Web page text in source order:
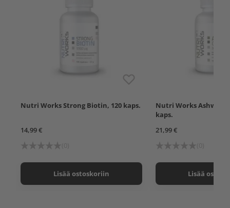
Nutri Works Strong Biotin, 120 kaps.
14,99 €
Lisää ostoskoriin
Nutri Works
kaps.
21,99 €
Lisää